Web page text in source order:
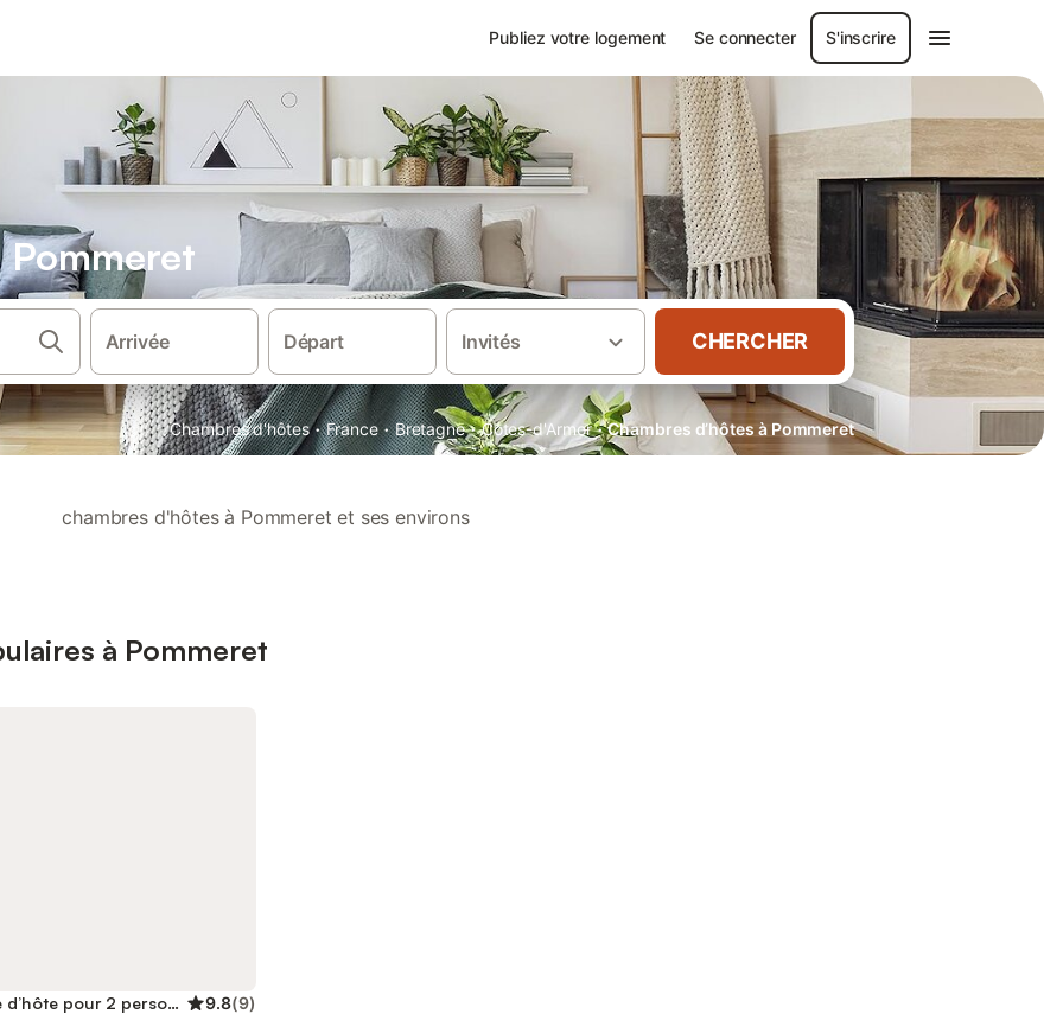
Publiez votre logement Se connecter S'inscrire
Arrivée Départ Invités CHERCHER
Chambres d'hôtes · France · Bretagne · Cotes-d'Armor · Chambres d’hôtes à Pommeret
chambres d'hôtes à Pommeret et ses environs
à Pommeret
Chambre d’hôte pour 2 personnes 9.8(9)